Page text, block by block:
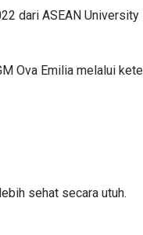
dari ASEAN
Ova Emilia melalui
sehat secara utuh.